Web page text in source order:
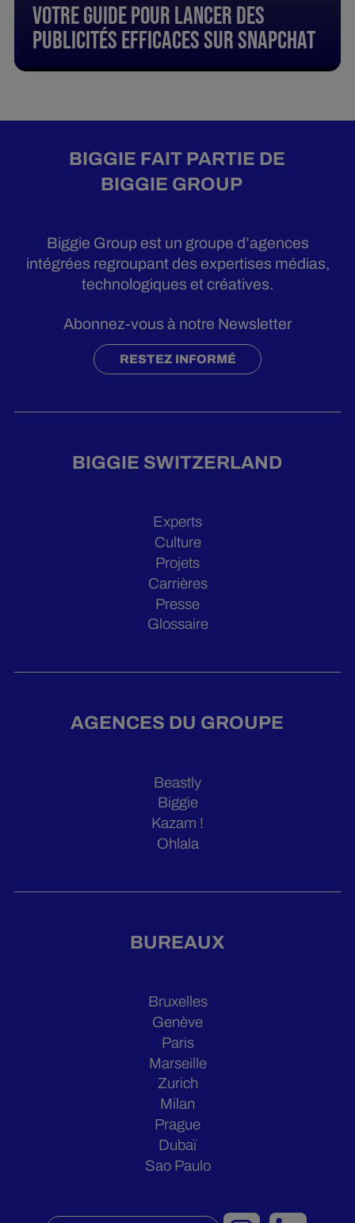
Votre Guide Pour Lancer Des
Publicités Efficaces Sur Snapchat
BIGGIE FAIT PARTIE DE
BIGGIE GROUP
Biggie Group est un groupe d’agences
intégrées regroupant des expertises médias,
technologiques et créatives.
Abonnez-vous à notre Newsletter
RESTEZ INFORMÉ
BIGGIE SWITZERLAND
Experts
Culture
Projets
Carrières
Presse
Glossaire
AGENCES DU GROUPE
Beastly
Biggie
Kazam !
Ohlala
BUREAUX
Bruxelles
Genève
Paris
Marseille
Zurich
Milan
Prague
Dubaï
Sao Paulo